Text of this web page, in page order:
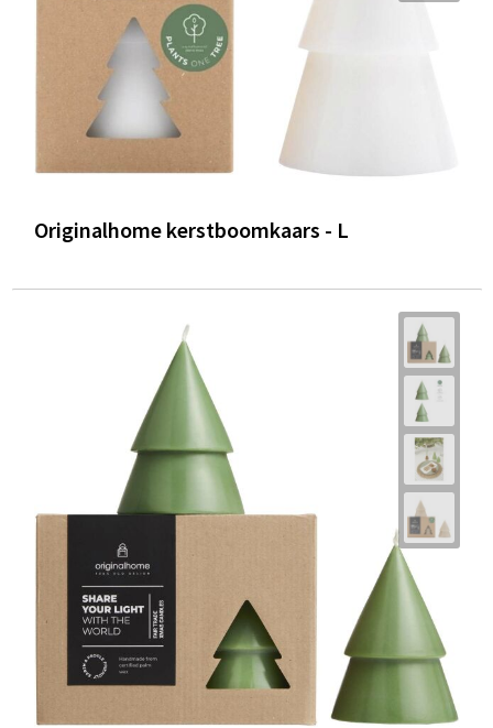
Originalhome kerstboomkaars - L